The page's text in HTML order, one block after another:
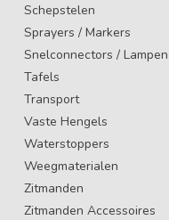
Schepstelen
Sprayers / Markers
Snelconnectors / Lampen
Tafels
Transport
Vaste Hengels
Waterstoppers
Weegmaterialen
Zitmanden
Zitmanden Accessoires